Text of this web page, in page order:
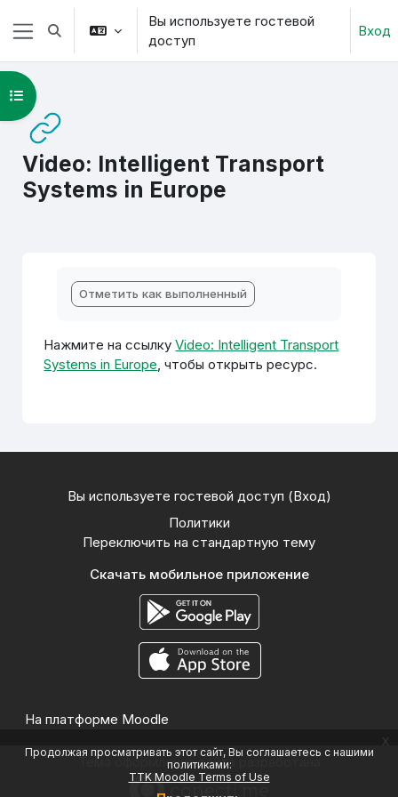
Перейти к основному содержанию
Продолжая просматривать этот сайт, Вы соглашаетесь с нашими
политиками:
TTK Moodle Terms of Use
x
Боковая панель
Изменить данные поисковой строки
Вы используете гостевой
доступ
Вход
Video: Intelligent Transport
Systems in Europe
Открыть оглавление курса
Отметить как выполненный
Нажмите на ссылкуVideo: Intelligent Transport
Systems in Europe, чтобы открыть ресурс.
Вы используете гостевой доступ (Вход)
Политики
Переключить на стандартную тему
Скачать мобильное приложение
На платформе Moodle
Тема оформления сайта разработана